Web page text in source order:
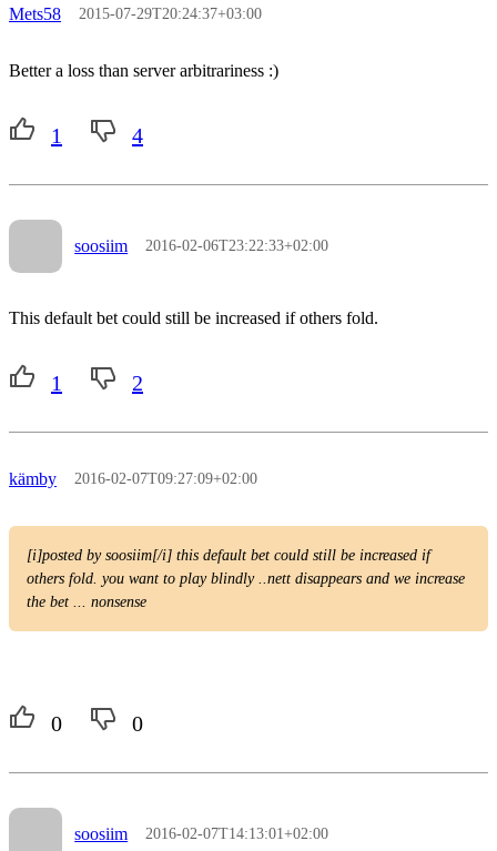
Mets58 2015-07-29T20:24:37+03:00
Better a loss than server arbitrariness :)
1 4
soosiim 2016-02-06T23:22:33+02:00
This default bet could still be increased if others fold.
1 2
kämby 2016-02-07T09:27:09+02:00
[i]posted by soosiim[/i] this default bet could still be increased if
others fold. you want to play blindly ..nett disappears and we increase
the bet ... nonsense
0 0
soosiim 2016-02-07T14:13:01+02:00